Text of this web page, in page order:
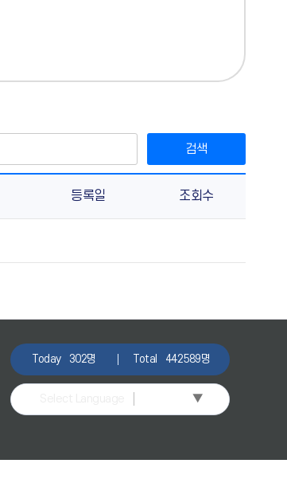
검색
등록일 조회수
Today 302명 Total 442589명
▼